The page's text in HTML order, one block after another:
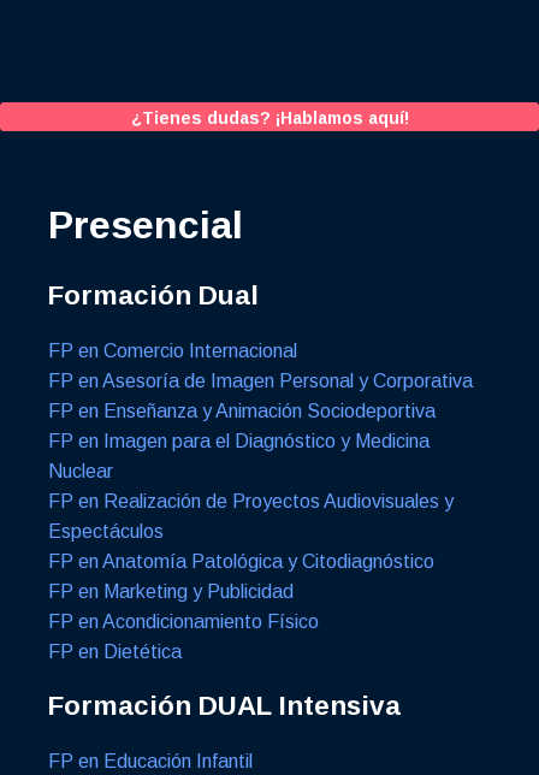
¿Tienes dudas? ¡Hablamos aquí!
Presencial
Formación Dual
FP en Comercio Internacional
FP en Asesoría de Imagen Personal y Corporativa
FP en Enseñanza y Animación Sociodeportiva
FP en Imagen para el Diagnóstico y Medicina
Nuclear
FP en Realización de Proyectos Audiovisuales y
Espectáculos
FP en Anatomía Patológica y Citodiagnóstico
FP en Marketing y Publicidad
FP en Acondicionamiento Físico
FP en Dietética
Formación DUAL Intensiva
FP en Educación Infantil